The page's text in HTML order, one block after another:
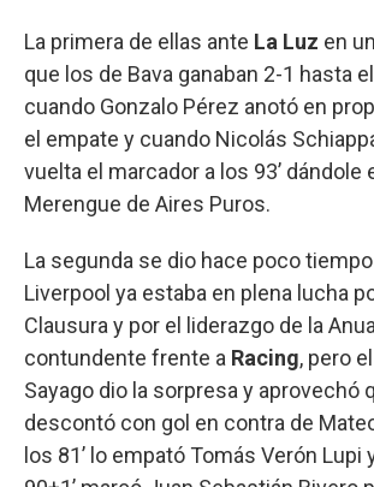
La primera de ellas ante La Luz en
que los de Bava ganaban 2-1 hasta
cuando Gonzalo Pérez anotó en
el empate y cuando Nicolás
vuelta el marcador a los 93’ dándole
Merengue de Aires Puros.
La segunda se dio hace poco
Liverpool ya estaba en plena lucha
Clausura y por el liderazgo de la
contundente frente a Racing, pero
Sayago dio la sorpresa y aprovechó
descontó con gol en contra de
los 81’ lo empató Tomás Verón Lupi